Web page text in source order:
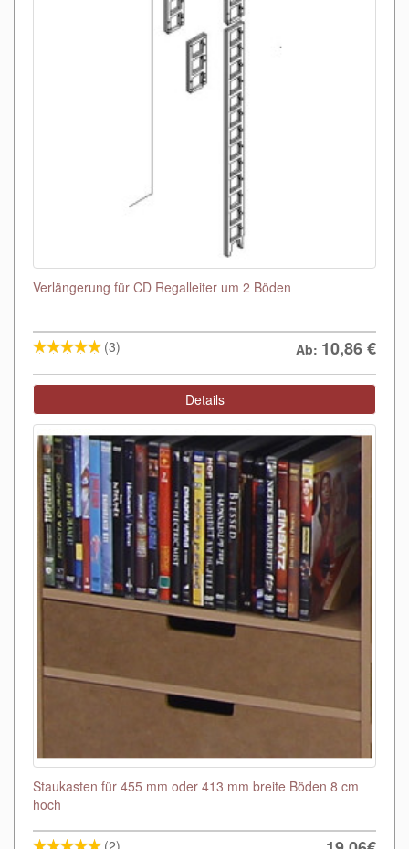
Verlängerung für CD Regalleiter um 2 Böden
(3) Ab: 10,86€
Details
Staukasten für 455 mm oder 413 mm breite Böden 8 cm
hoch